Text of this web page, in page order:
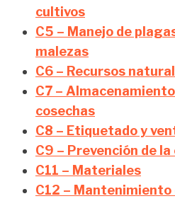
cultivos
C5 – Manejo de
malezas
C6 – Recursos
C7 –
cosechas
C8 – Etiquetado y
C9 – Prevención de
C11 – Materiales
C12 –